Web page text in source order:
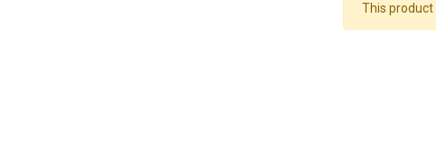
This product